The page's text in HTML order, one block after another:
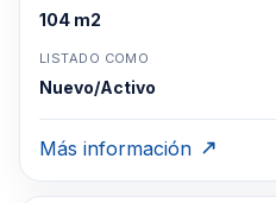
104 m2
LISTADO COMO
Nuevo/Activo
Más información